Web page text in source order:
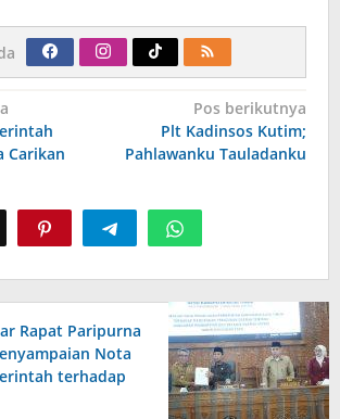
Carikan
Pos berikutnya
Plt Kadinsos Kutim;
Pahlawanku Tauladanku
Rapat Paripurna
Nota
terhadap